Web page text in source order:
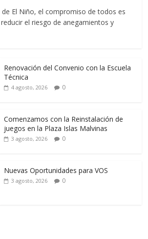
El Niño, el compromiso de todos es
el riesgo de anegamientos y
Renovación del Convenio con la Escuela
Técnica
4 agosto, 2026 0
Comenzamos con la Reinstalación de
juegos en la Plaza Islas Malvinas
3 agosto, 2026 0
Nuevas Oportunidades para VOS
3 agosto, 2026 0